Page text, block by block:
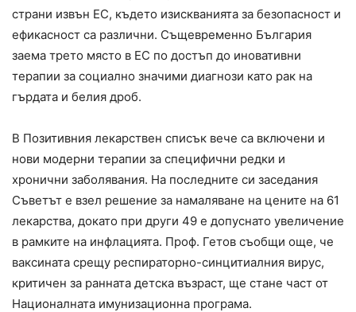
страни извън ЕС, където изискванията за безопасност и
ефикасност са различни. Същевременно България
заема трето място в ЕС по достъп до иновативни
терапии за социално значими диагнози като рак на
гърдата и белия дроб.
В Позитивния лекарствен списък вече са включени и
нови модерни терапии за специфични редки и
хронични заболявания. На последните си заседания
Съветът е взел решение за намаляване на цените на 61
лекарства, докато при други 49 е допуснато увеличение
в рамките на инфлацията. Проф. Гетов съобщи още, че
ваксината срещу респираторно-синцитиалния вирус,
критичен за ранната детска възраст, ще стане част от
Националната имунизационна програма.